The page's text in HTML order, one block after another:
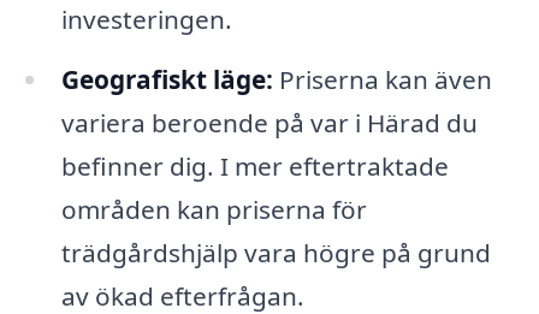
investeringen.
Geografiskt läge: Priserna kan även
variera beroende på var i Härad du
befinner dig. I mer eftertraktade
områden kan priserna för
trädgårdshjälp vara högre på grund
av ökad efterfrågan.